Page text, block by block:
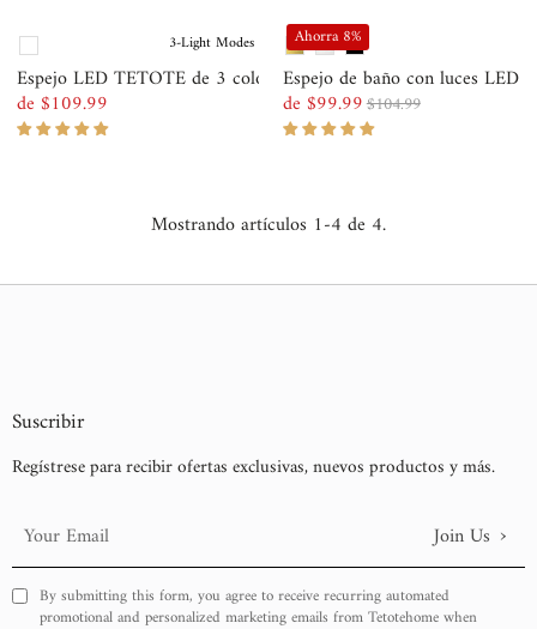
Alfabéticamente, Z-A
Precio, menor a mayor
Fecha: antiguo(a) a reciente
venta
3-Light Modes
Espejo LED TETOTE de 3 colores con iluminación frontal y ...
Precio
normal
de $109.99
Ahorra 8%
Espejo de baño con luces LED
Precio
de $99.99Precio
$104.99
Mostrando artículos 1-4 de 4.
Suscribir
Regístrese para recibir ofertas exclusivas, nuevos productos y más.
Your
Email
Join Us ›
By submitting this form, you agree to receive recurring automated
promotional and personalized marketing emails from Tetotehome when